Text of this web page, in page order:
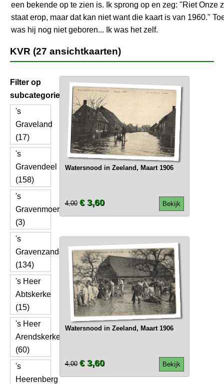
een bekende op te zien is. Ik sprong op en zeg: "Riet Onze
staat erop, maar dat kan niet want die kaart is van 1960."
was hij nog niet geboren... Ik was het zelf.
KVR (27 ansichtkaarten)
Filter op
subcategorie
's
Graveland
(17)
's
Gravendeel
(158)
's
Gravenmoer
(3)
's
Gravenzande
(134)
's Heer
Abtskerke
(15)
's Heer
Arendskerke
(60)
's
Heerenberg
Watersnood in Zeeland, Maart 1906
Bekijk
4,00 € 3,60
Watersnood in Zeeland, Maart 1906
Bekijk
4,00 € 3,60